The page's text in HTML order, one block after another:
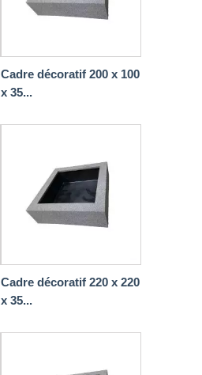
Cadre décoratif 200 x 100
x 35...
Cadre décoratif 220 x 220
x 35...